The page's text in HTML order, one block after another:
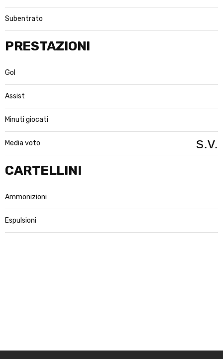
Subentrato
CARTELLINI
Ammonizioni
Espulsioni
PRESTAZIONI
Gol
Assist
Minuti giocati
Media voto s.v.